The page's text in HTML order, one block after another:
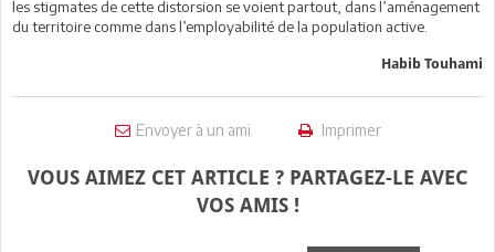
les stigmates de cette distorsion se voient partout, dans l’aménagement
du territoire comme dans l’employabilité de la population active.
Habib Touhami
Envoyer à un ami Imprimer
VOUS AIMEZ CET ARTICLE ? PARTAGEZ-LE AVEC
VOS AMIS !